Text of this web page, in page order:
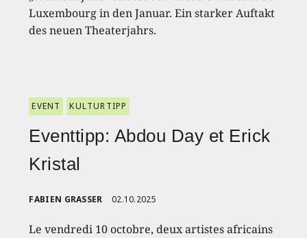
Luxembourg in den Januar. Ein starker Auftakt
des neuen Theaterjahrs.
EVENT KULTURTIPP
Eventtipp: Abdou Day et Erick
Kristal
FABIEN GRASSER 02.10.2025
Le vendredi 10 octobre, deux artistes africains